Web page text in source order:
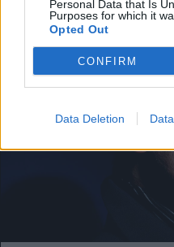
Personal Data that Is
Purposes for which it
Opted Out
CONFIRM
Data Deletion